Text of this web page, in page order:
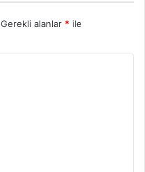
Gerekli alanlar * ile